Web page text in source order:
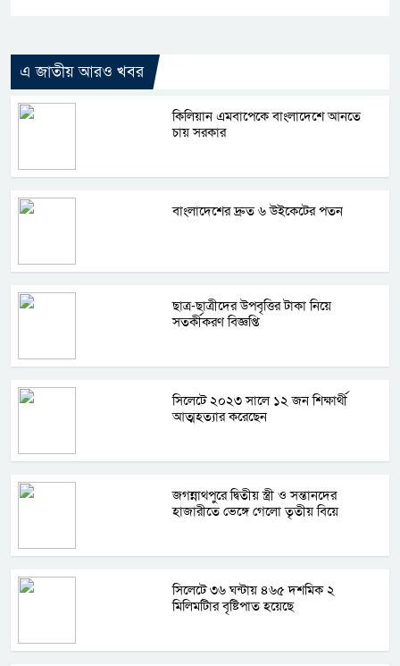
এ জাতীয় আরও খবর
কিলিয়ান এমবাপেকে বাংলাদেশে আনতে
চায় সরকার
বাংলাদেশের দ্রুত ৬ উইকেটের পতন
ছাত্র-ছাত্রীদের উপবৃত্তির টাকা নিয়ে
সতর্কীকরণ বিজ্ঞপ্তি
সিলেটে ২০২৩ সালে ১২ জন শিক্ষার্থী
আত্মহত্যার করেছেন
জগন্নাথপুরে দ্বিতীয় স্ত্রী ও সন্তানদের
হাজারীতে ভেঙ্গে গেলো তৃতীয় বিয়ে
সিলেটে ৩৬ ঘন্টায় ৪৬৫ দশমিক ২
মিলিমটিার বৃষ্টিপাত হয়েছে